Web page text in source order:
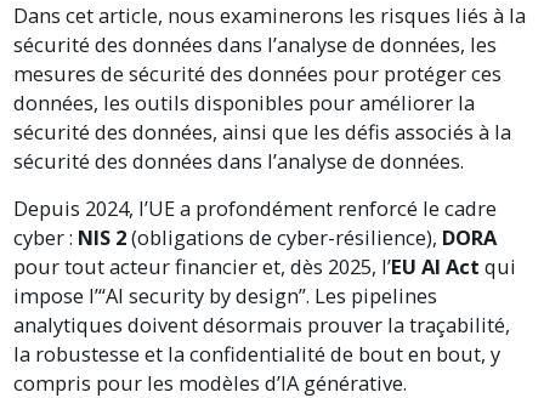
Dans cet article, nous examinerons les risques liés à la
sécurité des données dans l’analyse de données, les
mesures de sécurité des données pour protéger ces
données, les outils disponibles pour améliorer la
sécurité des données, ainsi que les défis associés à la
sécurité des données dans l’analyse de données.
Depuis 2024, l’UE a profondément renforcé le cadre
cyber : NIS 2(obligations de cyber-résilience), DORA
pour tout acteur financier et, dès 2025, l’EU AI Act qui
impose l’“AI security by design”. Les pipelines
analytiques doivent désormais prouver la traçabilité,
la robustesse et la confidentialité de bout en bout, y
compris pour les modèles d’IA générative.